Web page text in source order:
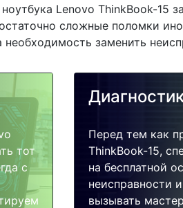
Lenovo ThinkBook-15
сложные поломки
заменить
тот
с
Перед тем как
ThinkBook-15,
на бесплатной
неисправности
вызывать